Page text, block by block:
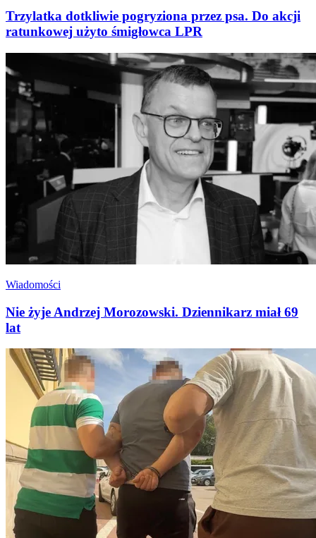
Trzylatka dotkliwie pogryziona przez psa. Do akcji
ratunkowej użyto śmigłowca LPR
Wiadomości
Nie żyje Andrzej Morozowski. Dziennikarz miał 69
lat